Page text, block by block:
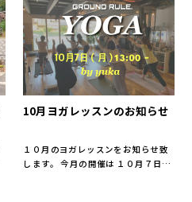
10月ヨガレッスンのお知らせ
１０月のヨガレッスンをお知らせ致
します。 今月の開催は １０月７日